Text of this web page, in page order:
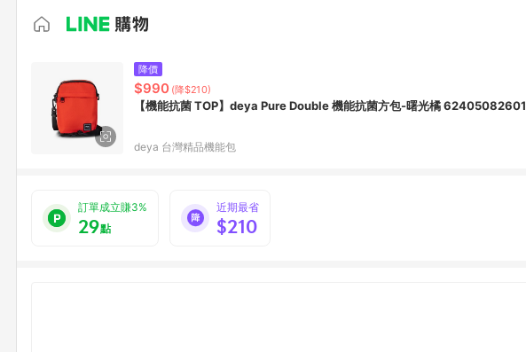
降價
$990 (降$210)
【機能抗菌 TOP】deya Pure Double 機能抗菌方包-曙光橘 62405082601
deya 台灣精品機能包
訂單成立賺3%
29點
近期最省
$210